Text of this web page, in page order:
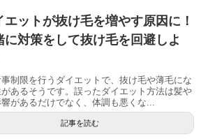
エットが抜け毛を増やす原因に！
に対策をして抜け毛を回避しよ
制限を行うダイエットで、抜け毛や薄毛にな
あるそうです。誤ったダイエット方法は髪や
があるだけでなく、体調も悪くな...
記事を読む